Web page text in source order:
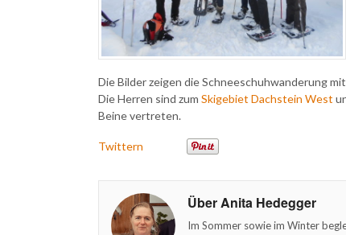
Die Bilder zeigen die Schneeschuhwanderung
Die Herren sind zum Skigebiet Dachstein West
Beine vertreten.
Twittern
Über Anita Hedegger
Im Sommer sowie im Winter